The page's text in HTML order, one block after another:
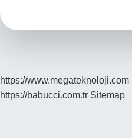
https://www.megateknoloji.com
https://babucci.com.tr Sitemap